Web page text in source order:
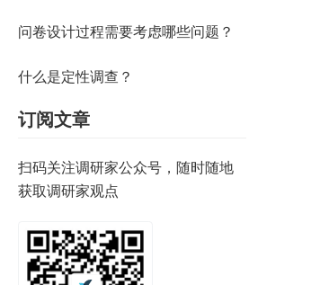
问卷设计过程需要考虑哪些问题？
什么是定性调查？
订阅文章
扫码关注调研家公众号，随时随地
获取调研家观点